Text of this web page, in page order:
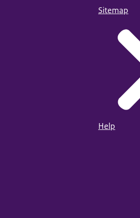
Sitemap
Help